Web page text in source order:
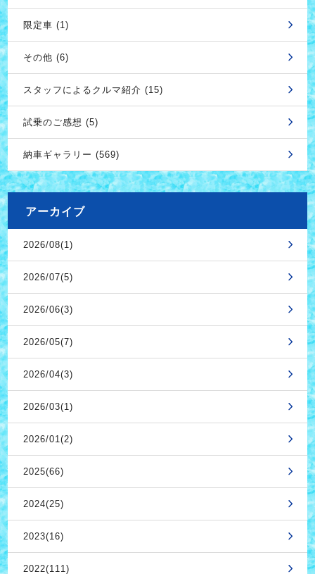
限定車 (1)
その他 (6)
スタッフによるクルマ紹介 (15)
試乗のご感想 (5)
納車ギャラリー (569)
アーカイブ
2026/08(1)
2026/07(5)
2026/06(3)
2026/05(7)
2026/04(3)
2026/03(1)
2026/01(2)
2025(66)
2024(25)
2023(16)
2022(111)